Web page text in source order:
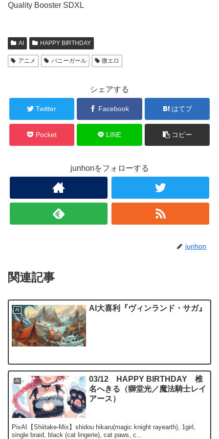
Quality Booster SDXL
AI HAPPY BIRTHDAY
アニメ バニーガール 微エロ
シェアする
Twitter Facebook はてブ
Pocket LINE コピー
junhonをフォローする
junhon
関連記事
AI AI大喜利『ヴィンランド・サガ』
AI
03/12 HAPPY BIRTHDAY 椎
名へきる（獅堂光／魔法騎士レイ
アース）
PixAI【Shiitake-Mix】shidou hikaru(magic knight rayearth), 1girl,
single braid, black (cat lingerie), cat paws, c...